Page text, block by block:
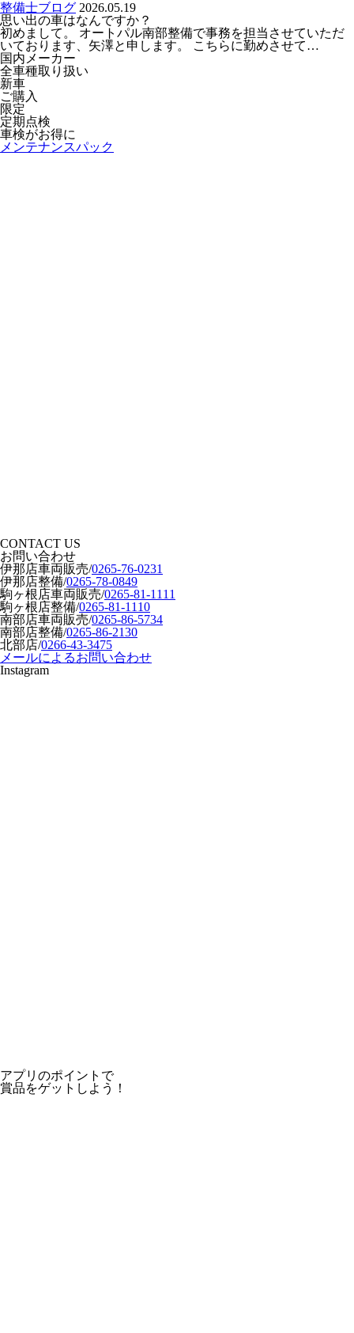
整備士ブログ 2026.05.19
思い出の車はなんですか？
初めまして。 オートパル南部整備で事務を担当させていただ
いております、矢澤と申します。 こちらに勤めさせて…
国内メーカー
全車種取り扱い
新車
ご購入
限定
定期点検
車検がお得に
メンテナンスパック
CONTACT US
お問い合わせ
伊那店車両販売/0265-76-0231
伊那店整備/0265-78-0849
駒ヶ根店車両販売/0265-81-1111
駒ヶ根店整備/0265-81-1110
南部店車両販売/0265-86-5734
南部店整備/0265-86-2130
北部店/0266-43-3475
メールによるお問い合わせ
Instagram
アプリのポイントで
賞品をゲットしよう！